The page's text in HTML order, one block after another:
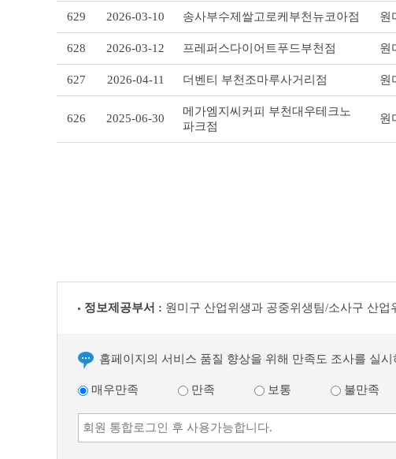
629 2026-03-10 송사부수제쌀고로케부천뉴코아점 원
628 2026-03-12 프레퍼스다이어트푸드부천점 원
627 2026-04-11 더벤티 부천조마루사거리점 원
626 2025-06-30
메가엠지씨커피 부천대우테크노
파크점
원
정보제공부서 : 원미구 산업위생과 공중위생팀/소사구 산
홈페이지의 서비스 품질 향상을 위해 만족도 조사를 실
매우만족 만족 보통 불만족